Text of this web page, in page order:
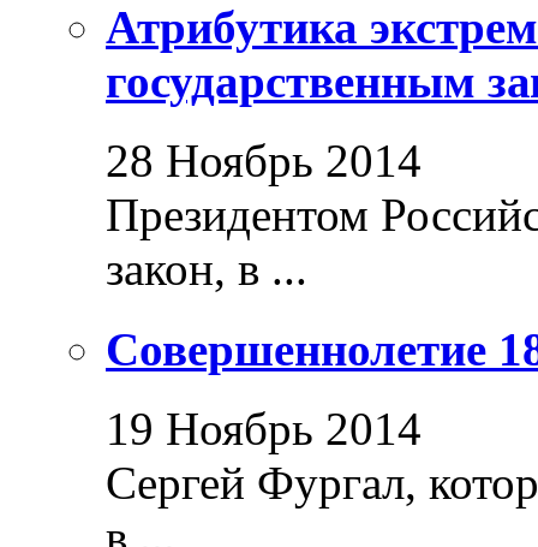
Атрибутика
государственным
28 Ноябрь 2014
Президентом
закон, в ...
Совершеннолетие
19 Ноябрь 2014
Сергей Фургал,